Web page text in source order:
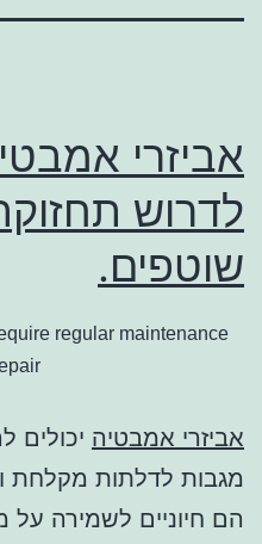
אביזרי
לדרוש
שוטפים.
regular maintenance
אביזרי אמבטיה יכולים
מגבות לדלתות מקלחת
הם חיוניים לשמירה